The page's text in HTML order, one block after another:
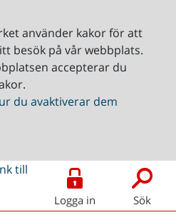
använder kakor för att
besök på vår webbplats.
accepterar du
du avaktiverar dem
Logga in Sök